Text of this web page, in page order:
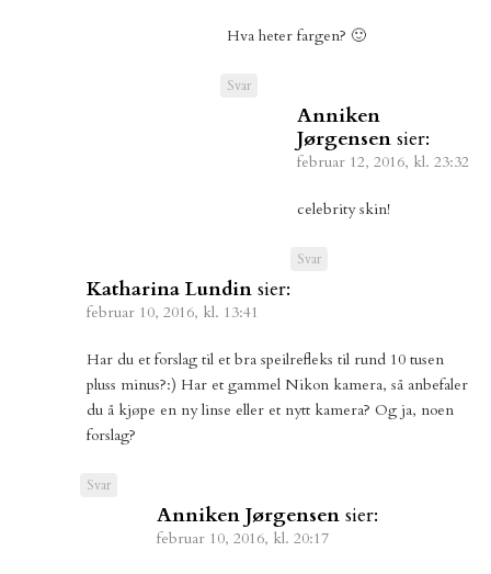
Hva heter fargen? 🙂
Svar
Anniken
Jørgensen sier:
februar 12, 2016, kl. 23:32
celebrity skin!
Svar
Katharina Lundin sier:
februar 10, 2016, kl. 13:41
Har du et forslag til et bra speilrefleks til rund 10 tusen
pluss minus?:) Har et gammel Nikon kamera, så anbefaler
du å kjøpe en ny linse eller et nytt kamera? Og ja, noen
forslag?
Svar
Anniken Jørgensen sier:
februar 10, 2016, kl. 20:17